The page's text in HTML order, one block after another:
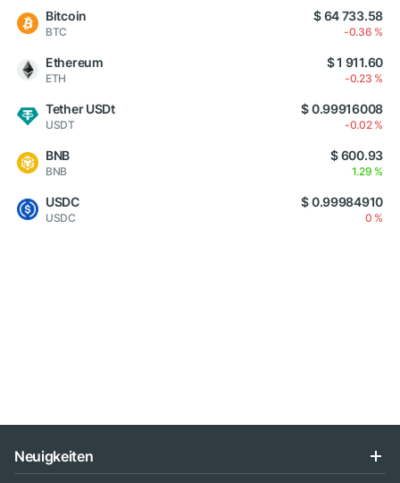
Bitcoin
BTC
$ 64 733.58
-0.36 %
Ethereum
ETH
$ 1 911.60
-0.23 %
Tether USDt
USDT
$ 0.99916008
-0.02 %
BNB
BNB
$ 600.93
1.29 %
USDC
USDC
$ 0.99984910
0 %
Neuigkeiten